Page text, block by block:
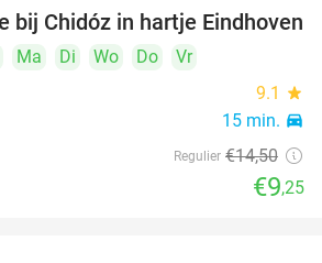
36%
bij Chidóz in hartje Eindhoven
Ma Di Wo Do
Vr
9.1 star
15 min. directions_car
Regulier €14,50
€9,25